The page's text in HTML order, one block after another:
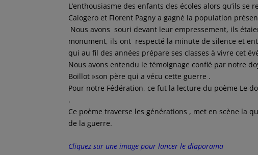
L’enthousiasme des enfants des écoles alors qu’ils
Calogero et Florent Pagny a gagné la population
Nous avons souri devant leur empressement, ils
monument, ils ont respecté la minute de silence et
qui au fil des années prépare ses classes à vivre cet
Nous avons entendu le témoignage confié par notre
Boillot »son père qui a vécu cette guerre .
Pour notre Fédération, ce fut la lecture du poème Le
.
Ce poème traverse les générations , met en scène la
de la guerre.
Cliquez sur une image pour lancer le diaporama